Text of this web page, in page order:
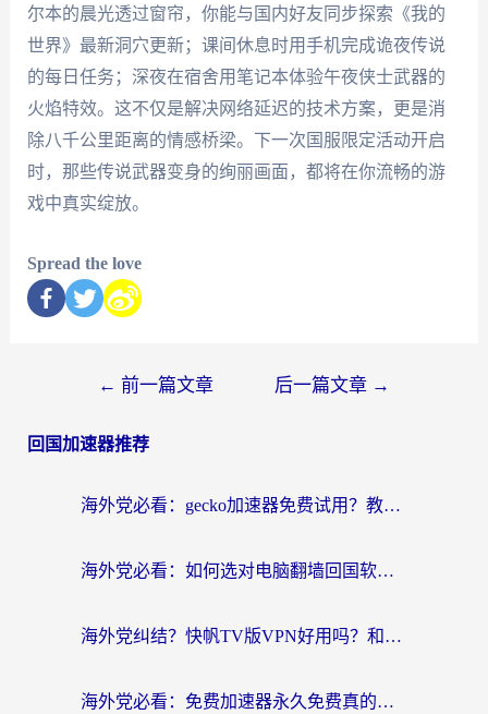
尔本的晨光透过窗帘，你能与国内好友同步探索《我的
世界》最新洞穴更新；课间休息时用手机完成诡夜传说
的每日任务；深夜在宿舍用笔记本体验午夜侠士武器的
火焰特效。这不仅是解决网络延迟的技术方案，更是消
除八千公里距离的情感桥梁。下一次国服限定活动开启
时，那些传说武器变身的绚丽画面，都将在你流畅的游
戏中真实绽放。
Spread the love
← 前一篇文章 后一篇文章 →
回国加速器推荐
海外党必看：gecko加速器免费试用？教你选对回国加速器，无缝刷国内剧玩游戏
海外党必看：如何选对电脑翻墙回国软件，轻松解锁国内资源？
海外党纠结？快帆TV版VPN好用吗？和扇贝手游VPN对比哪个回国效果更好？
海外党必看：免费加速器永久免费真的存在吗？教你选对回国加速器无缝刷国内资源